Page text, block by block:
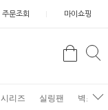
주문조회 마이쇼핑
검
시리즈 실링팬 벽조명